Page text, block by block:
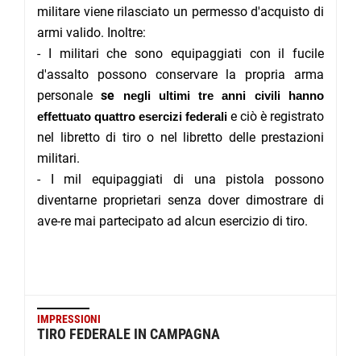
militare viene rilasciato un permesso d'acquisto di
armi valido. Inoltre:
- I militari che sono equipaggiati con il fucile
d'assalto possono conservare la propria arma
personalese
negli ultimi tre anni civili hanno
effettuato quattro esercizi federali e ciò è registrato
nel libretto di tiro o nel libretto delle prestazioni
militari.
- I mil equipaggiati di una pistola possono
diventarne proprietari senza dover dimostrare di
ave-re mai partecipato ad alcun esercizio di tiro.
IMPRESSIONI
TIRO FEDERALE IN CAMPAGNA